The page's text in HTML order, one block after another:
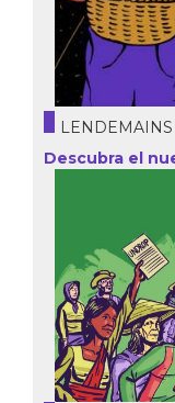
Descubra el